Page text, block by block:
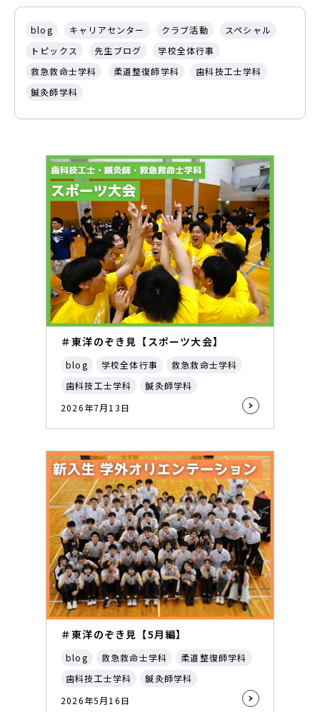
blog キャリアセンター クラブ活動
スペシャル
トピックス
先生ブログ
学校全体行事
救急救命士学科
柔道整復師学科
歯科技工士学科
鍼灸師学科
＃東洋のぞき見【スポーツ大会】
blog 学校全体行事
救急救命士学科
歯科技工士学科
鍼灸師学科
2026年7月13日
＃東洋のぞき見【5月編】
blog 救急救命士学科
柔道整復師学科
歯科技工士学科
鍼灸師学科
2026年5月16日